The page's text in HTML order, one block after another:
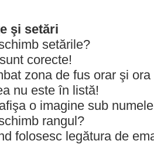
şi setări
setările?
corecte!
zona de fus orar şi
nu este în listă!
o imagine sub
rangul?
folosesc legătura de